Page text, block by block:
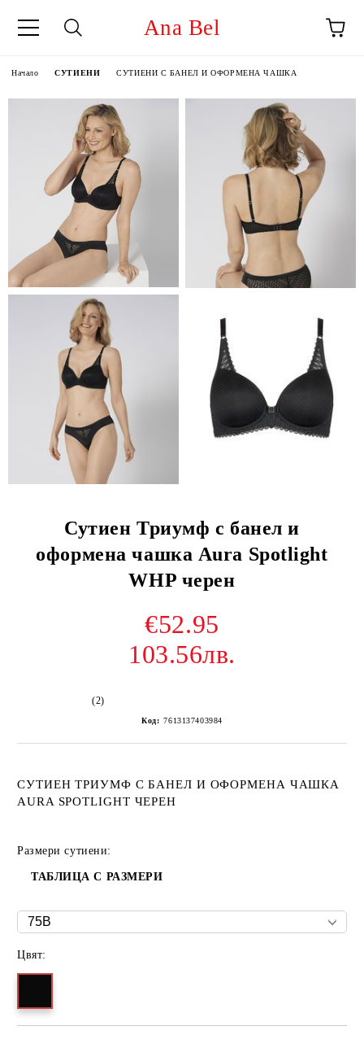
Ana Bel
Начало СУТИЕНИ СУТИЕНИ С БАНЕЛ И ОФОРМЕНА ЧАШКА
Сутиен Триумф с банел и
оформена чашка Aura Spotlight
WHP черен
€52.95
103.56лв.
(2)
Код: 7613137403984
СУТИЕН ТРИУМФ С БАНЕЛ И ОФОРМЕНА ЧАШКА
AURA SPOTLIGHT ЧЕРЕН
Размери сутиени:
ТАБЛИЦА С РАЗМЕРИ
Цвят: